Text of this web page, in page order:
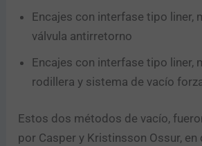
Encajes con interfase tipo liner,
válvula antirretorno
Encajes con interfase tipo liner,
rodillera y sistema de vacío
Estos dos métodos de vacío,
por Casper y Kristinsson Ossur, en